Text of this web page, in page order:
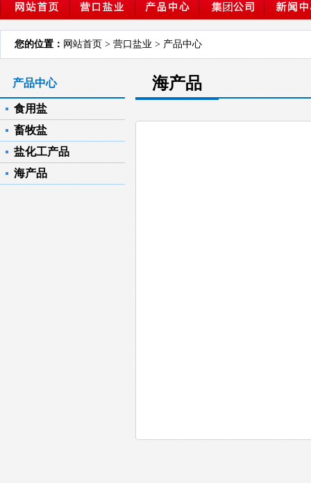
您的位置： 网站首页 > 营口盐业 > 产品中心
产品中心
食用盐
畜牧盐
盐化工产品
海产品
海产品